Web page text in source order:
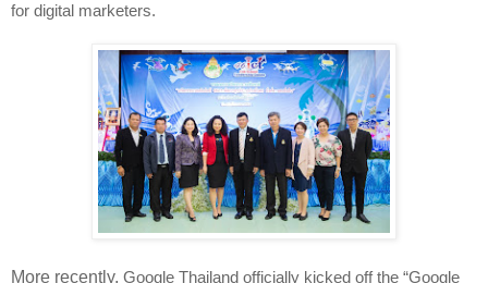
for digital marketers.
More recently, Google Thailand officially kicked off the “Google